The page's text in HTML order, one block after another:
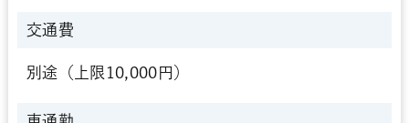
交通費
別途（上限10,000円）